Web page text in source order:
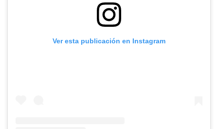
Ver esta publicación en Instagram